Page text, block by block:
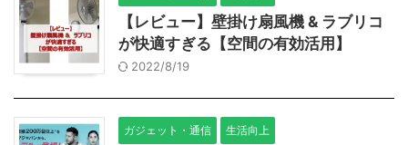
【レビュー】壁掛け扇風機 & ラブリコ
が快適すぎる【空間の有効活用】
2022/8/19
ガジェット・通信 生活向上